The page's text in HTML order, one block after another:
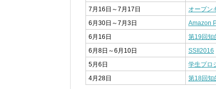
7月16日～7月17日
オープン
6月30日～7月3日
Amazon
6月16日
第19回知
6月8日～6月10日
SSII2016
5月6日
学生プロ
4月28日
第18回知